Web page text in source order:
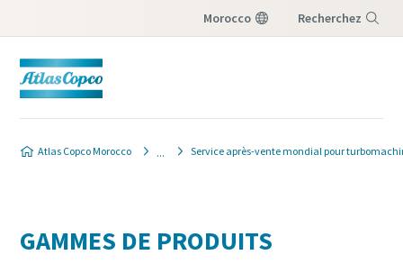
Morocco Recherchez
Atlas Copco Morocco Service après-vente mondial pour
GAMMES DE PRODUITS